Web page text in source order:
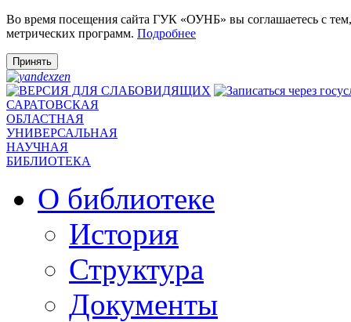
Во время посещения сайта ГУК «ОУНБ» вы соглашаетесь с
метрических программ. Подробнее
Принять
САРАТОВСКАЯ
ОБЛАСТНАЯ
УНИВЕРСАЛЬНАЯ
НАУЧНАЯ
БИБЛИОТЕКА
О библиотеке
История
Структура
Документы